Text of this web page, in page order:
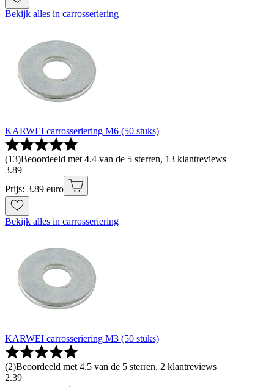
Bekijk alles in carrosseriering
KARWEI carrosseriering M6 (50 stuks)
(13)Beoordeeld met 4.4 van de 5 sterren, 13 klantreviews
3.89
Prijs: 3.89 euro
Bekijk alles in carrosseriering
KARWEI carrosseriering M3 (50 stuks)
(2)Beoordeeld met 4.5 van de 5 sterren, 2 klantreviews
2.39